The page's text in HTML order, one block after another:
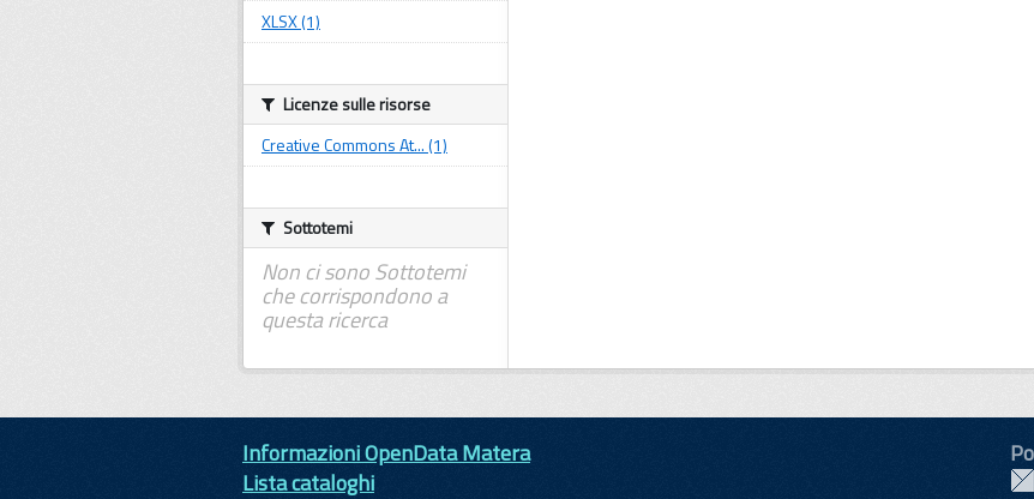
XLSX (1)
Licenze sulle risorse
Creative Commons At... (1)
Sottotemi
Non ci sono Sottotemi
che corrispondono a
questa ricerca
Informazioni OpenData Matera
Lista cataloghi